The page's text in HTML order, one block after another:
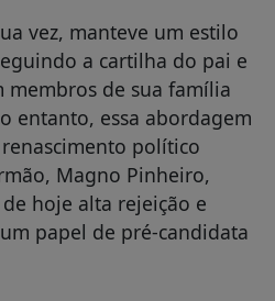
vez, manteve um estilo
a cartilha do pai e
membros de sua família
entanto, essa abordagem
político
Magno Pinheiro,
hoje alta rejeição e
papel de pré-candidata